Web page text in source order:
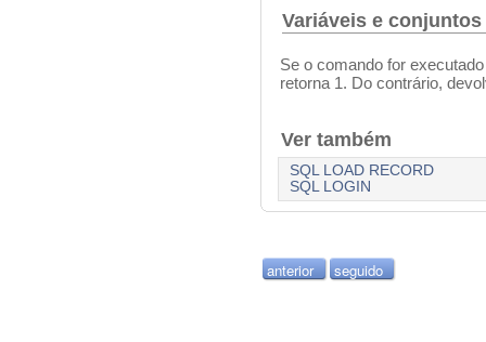
Variáveis e
Se o comando for
retorna 1. Do contrário,
Ver também
SQL LOAD RECORD
SQL LOGIN
anterior seguido